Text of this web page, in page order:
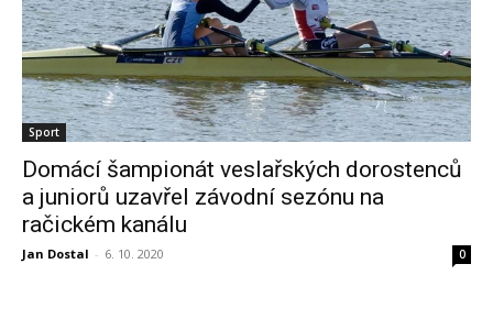
Sport
Domácí šampionát veslařských dorostenců
a juniorů uzavřel závodní sezónu na
račickém kanálu
Jan Dostal - 6. 10. 2020 0